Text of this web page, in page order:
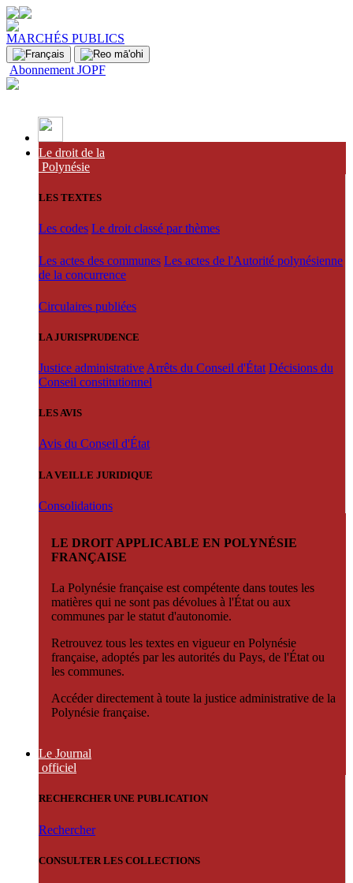
MARCHÉS PUBLICS
Abonnement JOPF
Le droit de la
Polynésie
LES TEXTES
Les codes Le droit classé par thèmes
Les actes des communes Les actes de l'Autorité polynésienne
de la concurrence
Circulaires publiées
LA JURISPRUDENCE
Justice administrative Arrêts du Conseil d'État Décisions du
Conseil constitutionnel
LES AVIS
Avis du Conseil d'État
LA VEILLE JURIDIQUE
Consolidations
LE DROIT APPLICABLE EN POLYNÉSIE
FRANÇAISE
La Polynésie française est compétente dans toutes les
matières qui ne sont pas dévolues à l'État ou aux
communes par le statut d'autonomie.
Retrouvez tous les textes en vigueur en Polynésie
française, adoptés par les autorités du Pays, de l'État ou
les communes.
Accéder directement à toute la justice administrative de la
Polynésie française.
Le Journal
officiel
RECHERCHER UNE PUBLICATION
Rechercher
CONSULTER LES COLLECTIONS